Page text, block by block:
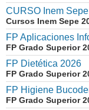
CURSO Inem
Cursos Inem Sepe
FP Aplicaciones
FP Grado Superior
FP Dietética 2026
FP Grado Superior
FP Higiene
FP Grado Superior